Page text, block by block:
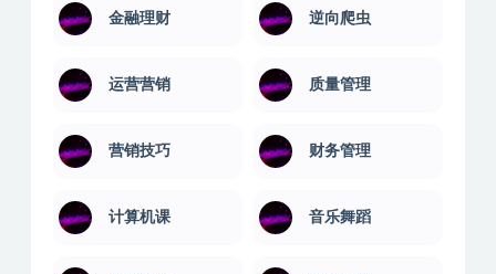
金融理财 逆向爬虫
运营营销 质量管理
营销技巧 财务管理
计算机课 音乐舞蹈